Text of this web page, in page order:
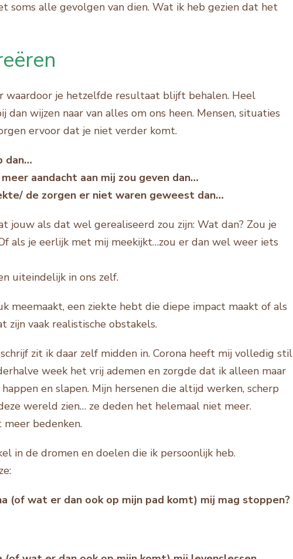
soms alle gevolgen van dien. Wat ik heb gezien dat het
waardoor je hetzelfde resultaat blijft behalen. Heel
dan wijzen naar van alles om ons heen. Mensen, situaties
ervoor dat je niet verder komt.
dan…
aandacht aan mij zou geven dan…
de zorgen er niet waren geweest dan…
jouw als dat wel gerealiseerd zou zijn: Wat dan? Zou je
als je eerlijk met mij meekijkt…zou er dan wel weer iets
uiteindelijk in ons zelf.
meemaakt, een ziekte hebt die diepe impact maakt of als
zijn vaak realistische obstakels.
zit ik daar zelf midden in. Corona heeft mij volledig stil
week het vrij ademen en zorgde dat ik alleen maar
en slapen. Mijn hersenen die altijd werken, scherp
wereld zien… ze deden het helemaal niet meer.
bedenken.
in de dromen en doelen die ik persoonlijk heb.
(of wat er dan ook op mijn pad komt) mij mag stoppen?